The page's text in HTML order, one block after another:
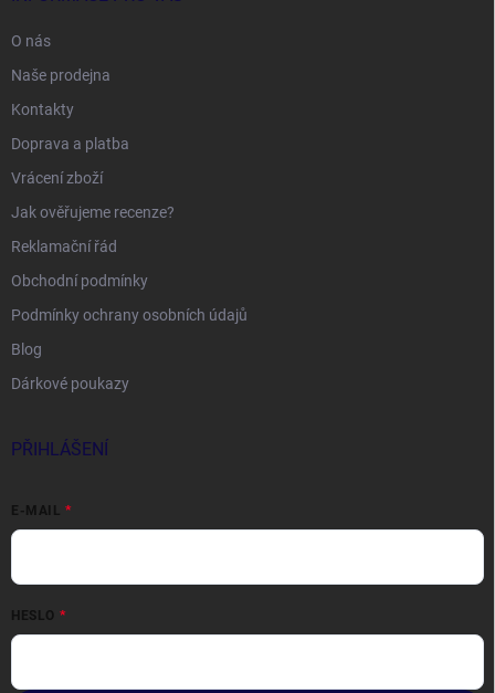
O nás
Naše prodejna
Kontakty
Doprava a platba
Vrácení zboží
Jak ověřujeme recenze?
Reklamační řád
Obchodní podmínky
Podmínky ochrany osobních údajů
Blog
Dárkové poukazy
PŘIHLÁŠENÍ
E-MAIL
HESLO